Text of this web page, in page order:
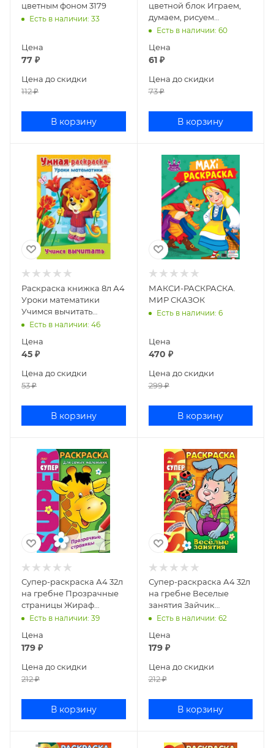
цветным фоном 3179
Есть в наличии: 33
Цена
77 ₽
Цена до скидки
112₽
В корзину
цветной блок Играем,
думаем, рисуем
Медвежонок
Есть в наличии: 60
Цена
61₽
Цена до скидки
73₽
В корзину
Раскраска книжка 8л А4
Уроки математики
Учимся вычитать
8Р4_03313
Есть в наличии: 46
Цена
45 ₽
Цена до скидки
53₽
В корзину
МАКСИ-РАСКРАСКА.
МИР СКАЗОК
Есть в наличии: 6
Цена
470 ₽
Цена до скидки
299₽
В корзину
Супер-раскраска А4 32л
на гребне Прозрачные
страницы Жираф
32Р4гр_06201
Есть в наличии: 39
Цена
179 ₽
Цена до скидки
212₽
В корзину
Супер-раскраска А4 32л
на гребне Веселые
занятия Зайчик
32Р4гр_06478
Есть в наличии: 62
Цена
179₽
Цена до скидки
212₽
В корзину